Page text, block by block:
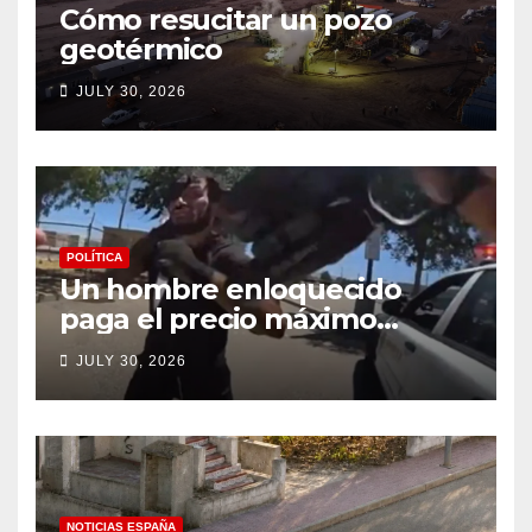
Cómo resucitar un pozo
geotérmico
JULY 30, 2026
POLÍTICA
Un hombre enloquecido
paga el precio máximo
después de llevar un cuchillo
a un tiroteo con agentes del
condado de Los Ángeles
(VIDEO) * The Gateway
Pundit * por Cullen
Linebarger
JULY 30, 2026
NOTICIAS ESPAÑA